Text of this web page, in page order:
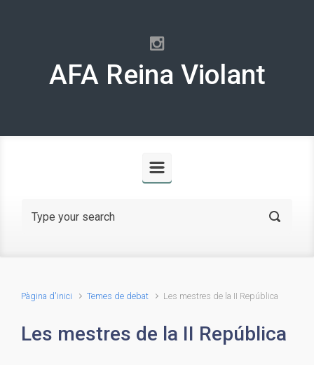
AFA Reina Violant
Pàgina d'inici Temes de debat Les mestres de la II República
Les mestres de la II República